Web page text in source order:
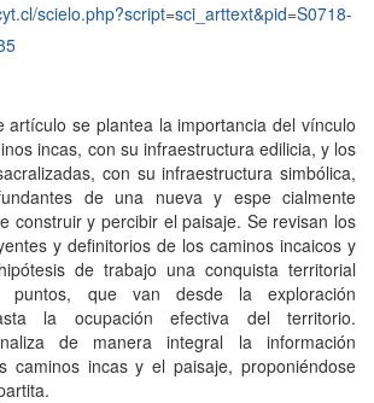
scielo.php?script=sci_arttext&pid=S0718-
artículo se plantea la importancia del vínculo
incas, con su infraestructura edilicia, y los
con su infraestructura simbólica,
de una nueva y espe cialmente
construir y percibir el paisaje. Se revisan los
y definitorios de los caminos incaicos y
de trabajo una conquista territorial
puntos, que van desde la exploración
la ocupación efectiva del territorio.
de manera integral la información
caminos incas y el paisaje, proponiéndose